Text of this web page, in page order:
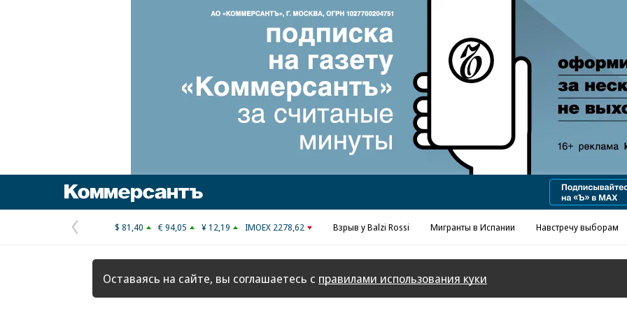
Реклама в «Ъ» www.kommersant.ru/ad
Предыдущая
страница
$ 81,40 € 94,05 ¥ 12,19 IMOEX 2278,62 Взрыв у Balzi Rossi Мигранты в Испании Навстречу выборам
Оставаясь на сайте, вы соглашаетесь с правилами использования куки